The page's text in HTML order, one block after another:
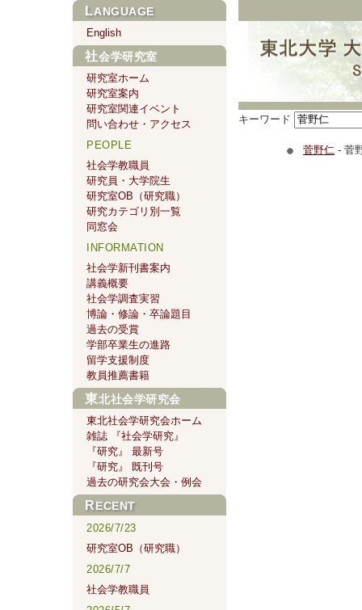
キーワード
菅野仁 - 菅
LANGUAGE
English
社会学研究室
研究室ホーム
研究室案内
研究室関連イベント
問い合わせ・アクセス
PEOPLE
社会学教職員
研究員・大学院生
研究室OB（研究職）
研究カテゴリ別一覧
同窓会
INFORMATION
社会学新刊書案内
講義概要
社会学調査実習
博論・修論・卒論題目
過去の受賞
学部卒業生の進路
留学支援制度
教員推薦書籍
東北社会学研究会
東北社会学研究会ホーム
雑誌 『社会学研究』
『研究』 最新号
『研究』 既刊号
過去の研究会大会・例会
RECENT
2026/7/23
研究室OB（研究職）
2026/7/7
社会学教職員